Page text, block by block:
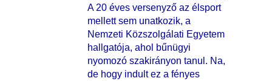
A 20 éves versenyző az élsport
mellett sem unatkozik, a
Nemzeti Közszolgálati Egyetem
hallgatója, ahol bűnügyi
nyomozó szakirányon tanul. Na,
de hogy indult ez a fényes